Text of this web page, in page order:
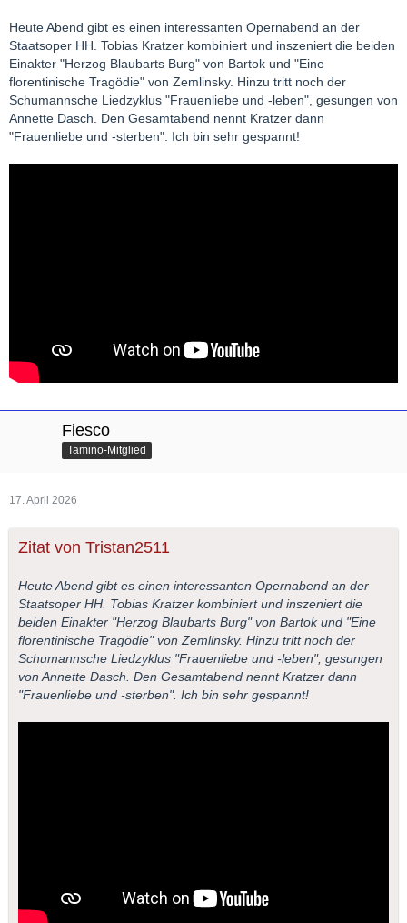
Heute Abend gibt es einen interessanten Opernabend an der
Staatsoper HH. Tobias Kratzer kombiniert und inszeniert die beiden
Einakter "Herzog Blaubarts Burg" von Bartok und "Eine
florentinische Tragödie" von Zemlinsky. Hinzu tritt noch der
Schumannsche Liedzyklus "Frauenliebe und -leben", gesungen von
Annette Dasch. Den Gesamtabend nennt Kratzer dann
"Frauenliebe und -sterben". Ich bin sehr gespannt!
Fiesco
Tamino-Mitglied
17. April 2026
Zitat von Tristan2511
Heute Abend gibt es einen interessanten Opernabend an der
Staatsoper HH. Tobias Kratzer kombiniert und inszeniert die
beiden Einakter "Herzog Blaubarts Burg" von Bartok und "Eine
florentinische Tragödie" von Zemlinsky. Hinzu tritt noch der
Schumannsche Liedzyklus "Frauenliebe und -leben", gesungen
von Annette Dasch. Den Gesamtabend nennt Kratzer dann
"Frauenliebe und -sterben". Ich bin sehr gespannt!